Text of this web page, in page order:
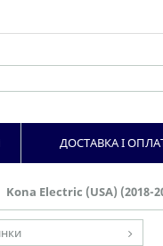
Kona Electric (USA) (2018-
ДОСТАВКА І